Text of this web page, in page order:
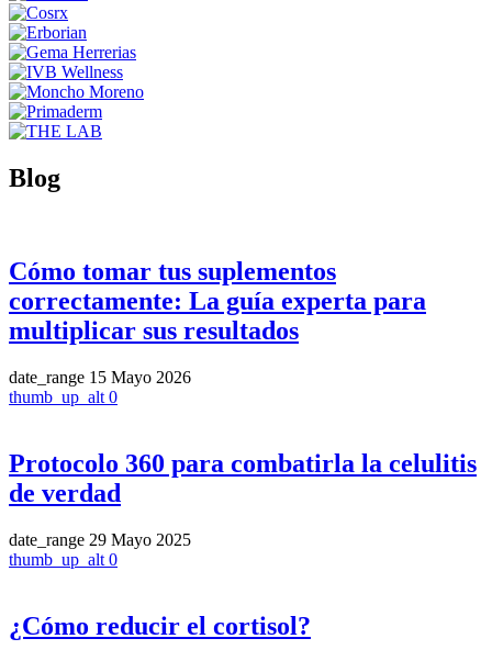
Blog
Cómo tomar tus suplementos
correctamente: La guía experta para
multiplicar sus resultados
date_range 15 Mayo 2026
thumb_up_alt 0
Protocolo 360 para combatirla la celulitis
de verdad
date_range 29 Mayo 2025
thumb_up_alt 0
¿Cómo reducir el cortisol?